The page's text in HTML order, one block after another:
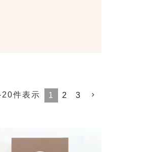
20件表示 1 2 3